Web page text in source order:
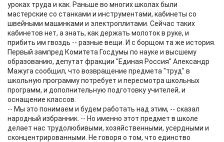
уроках труда и как. Раньше во многих школах были
мастерские со станками и инструментами, кабинеты со
швейными машинками и электроплитами. Сейчас таких
кабинетов нет, а знать, как держать молоток в руке, и
прибить им гвоздь -- разные вещи. И с борщом та же история.
Первый зампред Комитета Госдумы по науке и высшему
образованию, депутат фракции "Единая Россия" Александр
Мажуга сообщил, что возвращение предмета "труд" в
школьную программу потребует и пересмотра школьных
программ, и дополнительную подготовку учителей, и
оснащение классов.
-- Мы это понимаем и будем работать над этим, -- сказал
народный избранник. -- Но именно этот предмет в школе
делает нас трудолюбивыми, хозяйственными, усердными и
сконцентрированными. Не говоря о том, что единство